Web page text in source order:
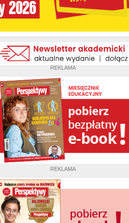
REKLAMA
REKLAMA